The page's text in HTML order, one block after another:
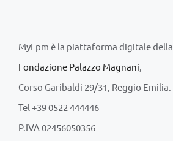
MyFpm è la piattaforma digitale della
Fondazione Palazzo Magnani,
Corso Garibaldi 29/31, Reggio Emilia.
Tel +39 0522 444446
P.IVA 02456050356